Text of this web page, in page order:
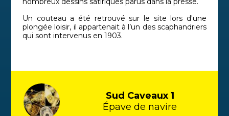
Un couteau a été retrouvé sur le site lors d'une
plongée loisir, il appartenait à l’un des scaphandriers
qui sont intervenus en 1903.
Sud Caveaux 1
Épave de navire